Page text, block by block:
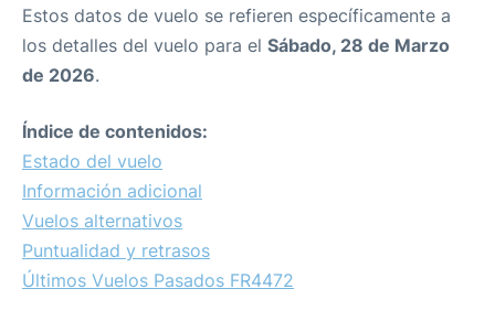
Estos datos de vuelo se refieren específicamente a
los detalles del vuelo para el Sábado, 28 de Marzo
de 2026.
Índice de contenidos:
Estado del vuelo
Información adicional
Vuelos alternativos
Puntualidad y retrasos
Últimos Vuelos Pasados FR4472